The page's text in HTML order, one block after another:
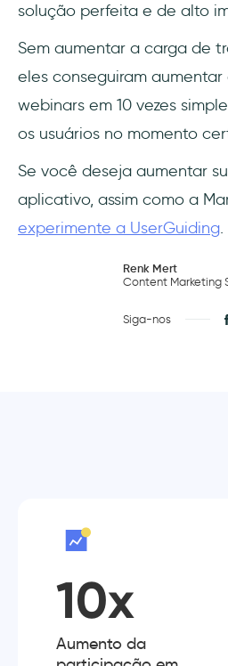
solução perfeita e de alto
Sem aumentar a carga de
eles conseguiram
webinars em 10 vezes
os usuários no momento
Se você deseja aumentar
aplicativo, assim como a
experimente a UserGuiding.
Renk Mert
Content Marketing
Siga-nos
10x
Aumento da